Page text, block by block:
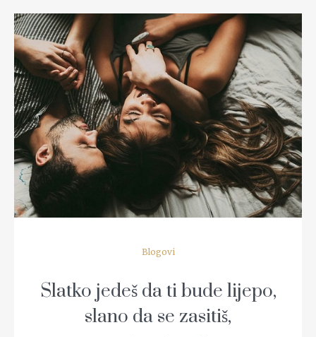
READ MORE
Blogovi
Slatko jedeš da ti bude lijepo,
slano da se zasitiš,